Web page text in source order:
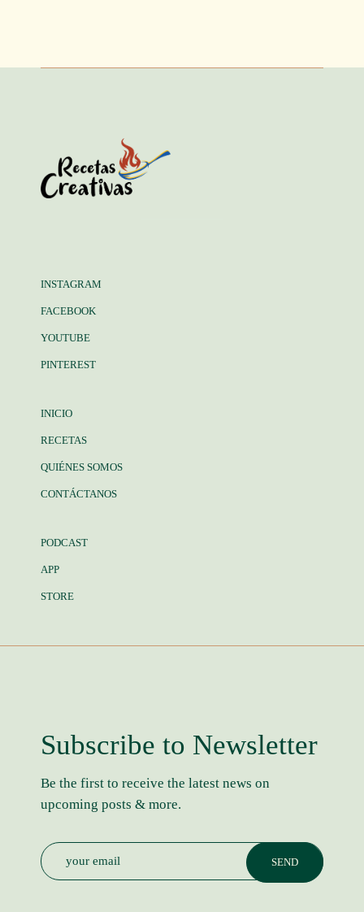
INSTAGRAM
FACEBOOK
YOUTUBE
PINTEREST
INICIO
RECETAS
QUIÉNES SOMOS
CONTÁCTANOS
PODCAST
APP
STORE
Subscribe to Newsletter
Be the first to receive the latest news on
upcoming posts & more.